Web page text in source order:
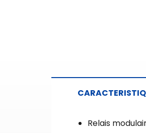
Relais